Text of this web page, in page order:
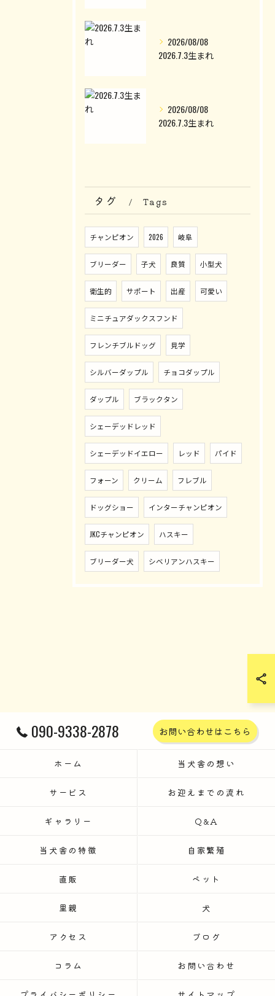
2026/08/08
2026.7.3生まれ
2026/08/08
2026.7.3生まれ
タグ Tags
チャンピオン 2026 岐阜
ブリーダー 子犬 良質 小型犬
衛生的 サポート 出産 可愛い
ミニチュアダックスフンド
フレンチブルドッグ 見学
シルバーダップル チョコダップル
ダップル ブラックタン
シェーデッドレッド
シェーデッドイエロー レッド パイド
フォーン クリーム フレブル
ドッグショー インターチャンピオン
JKCチャンピオン ハスキー
ブリーダー犬 シベリアンハスキー
090-9338-2878 お問い合わせはこちら
ホーム 当犬舎の想い
サービス お迎えまでの流れ
ギャラリー Q&A
当犬舎の特徴 自家繁殖
直販 ペット
里親 犬
アクセス ブログ
コラム お問い合わせ